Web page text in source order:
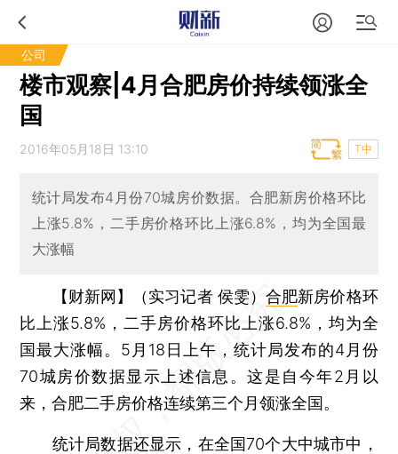
公司
楼市观察|4月合肥房价持续领涨全
国
2016年05月18日 13:10 T中
统计局发布4月份70城房价数据。合肥新房价格环比
上涨5.8%，二手房价格环比上涨6.8%，均为全国最
大涨幅
【财新网】（实习记者 侯雯）合肥新房价格环
比上涨5.8%，二手房价格环比上涨6.8%，均为全
国最大涨幅。5月18日上午，统计局发布的4月份
70城房价数据显示上述信息。这是自今年2月以
来，合肥二手房价格连续第三个月领涨全国。
统计局数据还显示，在全国70个大中城市中，